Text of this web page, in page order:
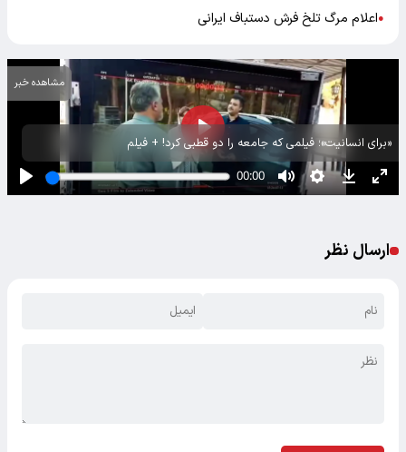
●اعلام مرگ تلخ فرش دستباف ایرانی
«برای انسانیت»؛ فیلمی که جامعه را دو قطبی کرد! + فیلم
مشاهده خبر
ارسال نظر